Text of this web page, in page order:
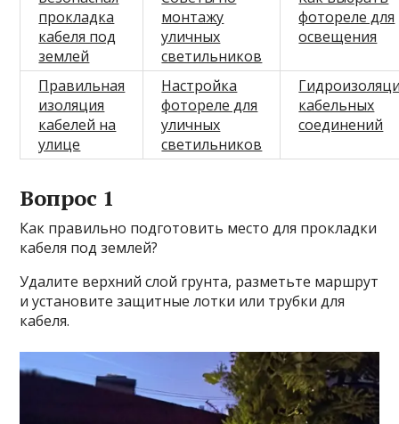
прокладка
кабеля под
землей
монтажу
уличных
светильников
фотореле для
освещения
Правильная
изоляция
кабелей на
улице
Настройка
фотореле для
уличных
светильников
кабельных
соединений
Вопрос 1
Как правильно подготовить место для прокладки
кабеля под землей?
Удалите верхний слой грунта, разметьте маршрут
и установите защитные лотки или трубки для
кабеля.